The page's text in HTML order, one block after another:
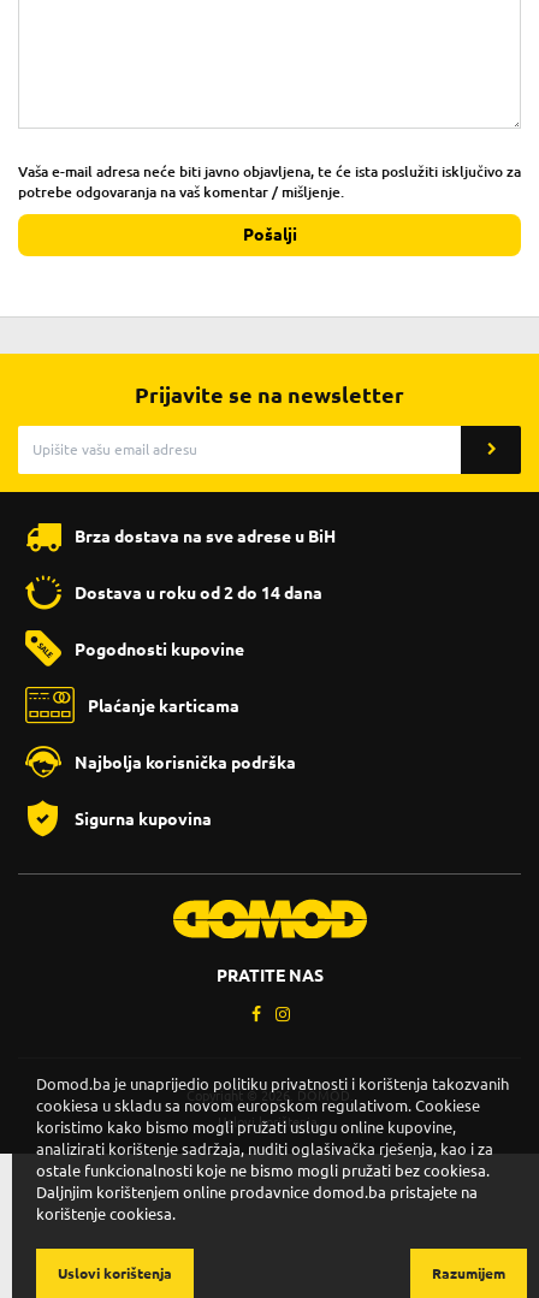
Vaša e-mail adresa neće biti javno objavljena, te će ista poslužiti isključivo za
potrebe odgovaranja na vaš komentar / mišljenje.
Pošalji
Prijavite se na newsletter
Brza dostava na sve adrese u BiH
Dostava u roku od 2 do 14 dana
Pogodnosti kupovine
Plaćanje karticama
Najbolja korisnička podrška
Sigurna kupovina
PRATITE NAS
Copyright © 2026. DOMOD.
Uslovi korištenja.
Domod.ba je unaprijedio politiku privatnosti i korištenja takozvanih
cookiesa u skladu sa novom europskom regulativom. Cookiese
koristimo kako bismo mogli pružati uslugu online kupovine,
analizirati korištenje sadržaja, nuditi oglašivačka rješenja, kao i za
ostale funkcionalnosti koje ne bismo mogli pružati bez cookiesa.
Daljnjim korištenjem online prodavnice domod.ba pristajete na
korištenje cookiesa.
Razumijem
Uslovi korištenja